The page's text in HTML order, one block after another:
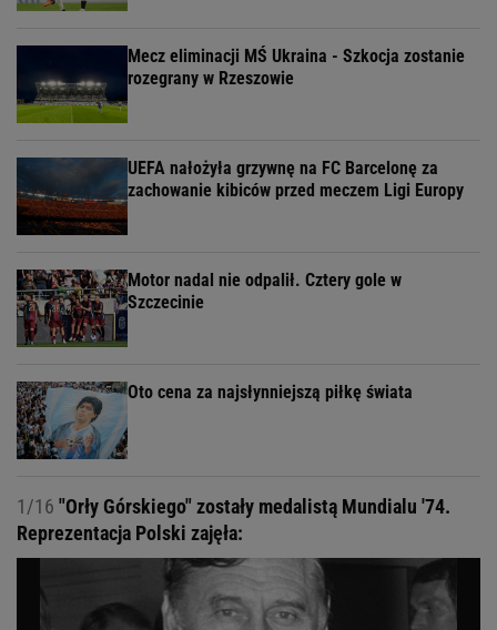
Mecz eliminacji MŚ Ukraina - Szkocja zostanie
rozegrany w Rzeszowie
UEFA nałożyła grzywnę na FC Barcelonę za
zachowanie kibiców przed meczem Ligi Europy
Motor nadal nie odpalił. Cztery gole w
Szczecinie
Oto cena za najsłynniejszą piłkę świata
1/16 "Orły Górskiego" zostały medalistą Mundialu '74.
Reprezentacja Polski zajęła: